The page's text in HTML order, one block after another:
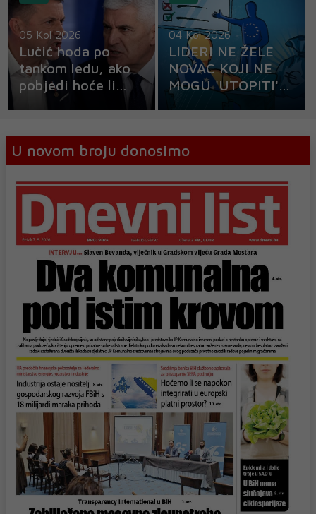
05 Kol 2026
Lučić hoda po
tankom ledu, ako
pobjedi hoće li
uhititi Čovića!?
04 Kol 2026
LIDERI NE ŽELE
NOVAC KOJI NE
MOGU 'UTOPITI'
da ne nahranite bh
zvijeri?
U novom broju donosimo